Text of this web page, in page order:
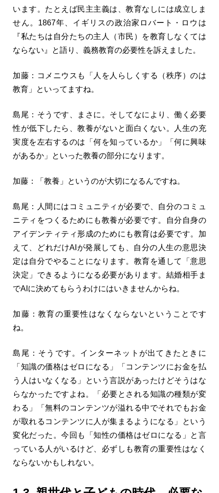
います。たとえば民主主義は、教育なしには成立しま
せん。1867年、イギリスの政治家ロバート・ロウは
『私たちは自分たちの主人（市民）を教育しなくては
ならない』と語り、義務教育の必要性を訴えました。
加藤：コメニウスも「人を人らしくする（秩序）のは
教育」といってますね。
島尾：そうです、まさに。そしてなにより、働く必要
性が低下したら、教養がないと面白くない。人生の充
実度を左右するのは「何を知っているか」「何に興味
があるか」といった教養の部分になります。
加藤：「教養」というのが大切になるんですね。
島尾：人間にはコミュニティが必要で、自分のコミュ
ニティをつくるためにも教養が必要です。自分自身の
アイデンティティ形成のためにも教育は必要です。加
えて、どれだけAIが発展しても、自分の人生の意思決
定は自分でやることになります。教育を通して「意思
決定」できるようになる必要があります。結婚相手ま
でAIに決めてもらうわけにはいきませんからね。
加藤：教育の重要性はなくならないということです
ね。
島尾：そうです。インターネットが出てきたときに
「知識の価格はゼロになる」「コンテンツにお金を払
う人はいなくなる」という言説があったけどそうはな
らなかったですよね。「必要とされる知識の種類が変
わる」「無料のコンテンツが溢れる中でそれでもお金
が取れるコンテンツに人が集まるようになる」という
変化だった。今回も「知性の価格はゼロになる」と言
っている人がいるけど、必ずしも教育の重要性はなく
ならないかもしれない。